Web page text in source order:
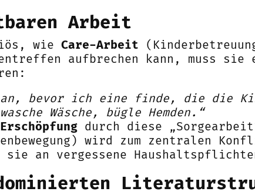
Arbeit
wie Care-Arbeit
aufbrechen kann, muss sie
bevor ich eine finde, die die
Wäsche, bügle Hemden.“
durch diese
wird zum zentralen
an vergessene